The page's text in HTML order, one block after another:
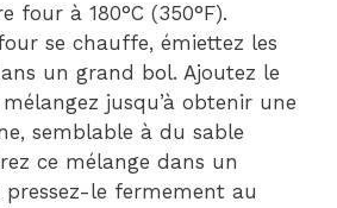
four à 180°C (350°F).
se chauffe, émiettez les
un grand bol. Ajoutez le
jusqu’à obtenir une
semblable à du sable
ce mélange dans un
le fermement au